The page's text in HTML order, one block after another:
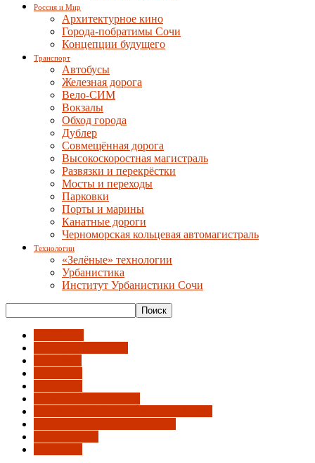
Россия и Мир
Архитектурное кино
Города-побратимы Сочи
Концепции будущего
Транспорт
Автобусы
Железная дорога
Вело-СИМ
Вокзалы
Обход города
Дублер
Совмещённая дорога
Высокоскоростная магистраль
Развязки и перекрёстки
Мосты и переходы
Парковки
Порты и марины
Канатные дороги
Черноморская кольцевая автомагистраль
Технологии
«Зелёные» технологии
Урбанистика
Институт Урбанистики Сочи